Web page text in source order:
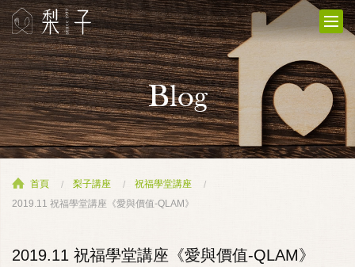
Blog
首頁 梨子講座
祝福學堂講座
2019.11 祝福學堂講座《愛與價值-QLAM》
2019.11 祝福學堂講座《愛與價值-QLAM》